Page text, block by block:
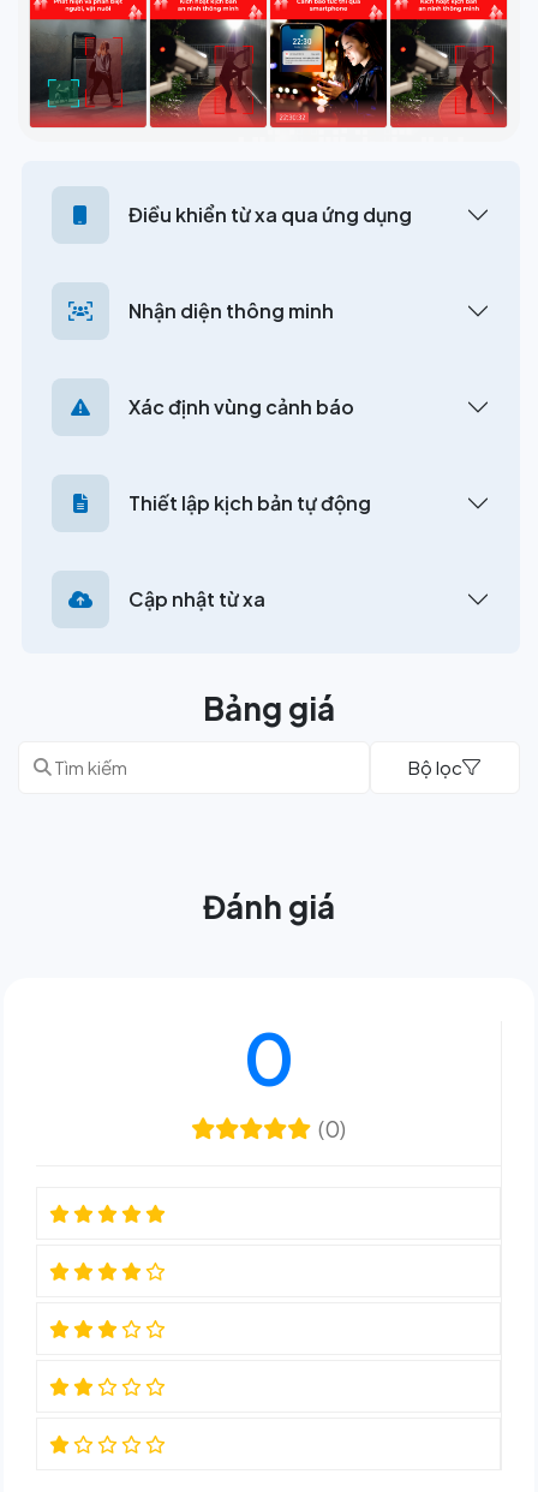
Điều khiển từ xa qua ứng dụng
Nhận diện thông minh
Xác định vùng cảnh báo
Thiết lập kịch bản tự động
Cập nhật từ xa
Bảng giá
Bộ lọc
Đánh giá
0
(0)